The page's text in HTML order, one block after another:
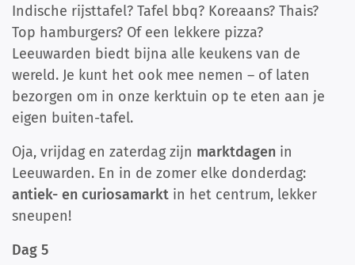
Indische rijsttafel? Tafel bbq? Koreaans? Thais?
Top hamburgers? Of een lekkere pizza?
Leeuwarden biedt bijna alle keukens van de
wereld. Je kunt het ook mee nemen – of laten
bezorgen om in onze kerktuin op te eten aan je
eigen buiten-tafel.
Oja, vrijdag en zaterdag zijn marktdagen in
Leeuwarden. En in de zomer elke donderdag:
antiek- en curiosamarkt in het centrum, lekker
sneupen!
Dag 5